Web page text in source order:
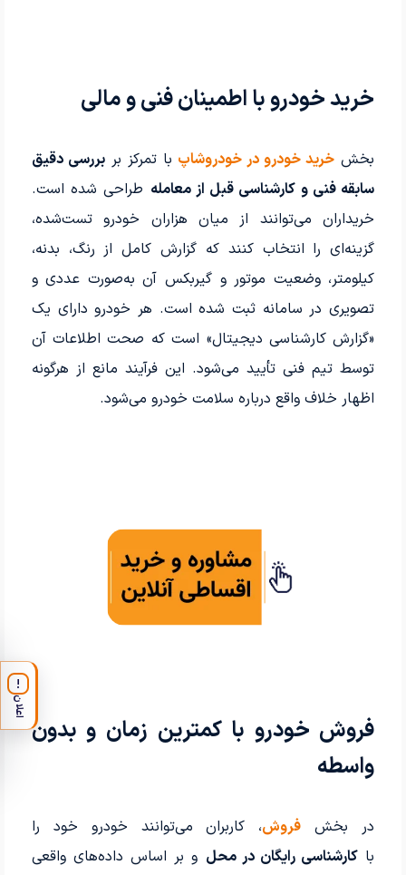
خرید خودرو با اطمینان فنی و مالی
بخش خرید خودرو در خودروشاپ با تمرکز بربررسی دقیق
سابقه فنی و کارشناسی قبل از معامله طراحی شده است.
خریداران می‌توانند از میان هزاران خودرو تست‌شده،
گزینه‌ای را انتخاب کنند که گزارش کامل از رنگ، بدنه،
کیلومتر، وضعیت موتور و گیربکس آن به‌صورت عددی و
تصویری در سامانه ثبت شده است. هر خودرو دارای یک
«گزارش کارشناسی دیجیتال» است که صحت اطلاعات آن
توسط تیم فنی تأیید می‌شود. این فرآیند مانع از هرگونه
اظهار خلاف واقع درباره سلامت خودرو می‌شود.
فروش خودرو با کمترین زمان و بدون
واسطه
در بخش فروش، کاربران می‌توانند خودرو خود را
با کارشناسی رایگان در محل و بر اساس داده‌های واقعی
!
اعلان